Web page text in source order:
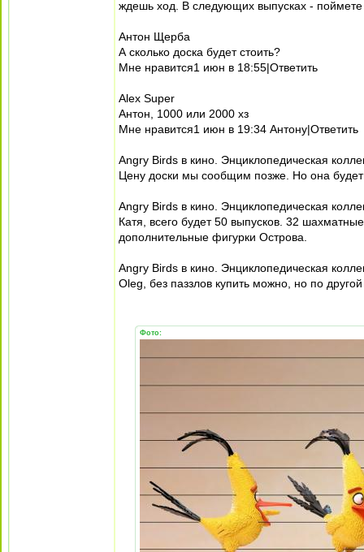
ждешь ход. В следующих выпусках - поймете
Антон Щерба
А сколько доска будет стоить?
Мне нравится1 июн в 18:55|Ответить
Alex Super
Антон, 1000 или 2000 хз
Мне нравится1 июн в 19:34 Антону|Ответить
Angry Birds в кино. Энциклопедическая
Цену доски мы сообщим позже. Но она
Angry Birds в кино. Энциклопедическая
Катя, всего будет 50 выпусков. 32
дополнительные фигурки Острова.
Angry Birds в кино. Энциклопедическая
Oleg, без паззлов купить можно, но по
Фото: